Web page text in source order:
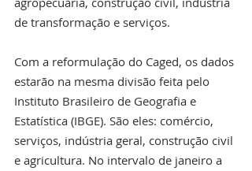
de transformação e serviços.
Com a reformulação do Caged, os dados
estarão na mesma divisão feita pelo
Instituto Brasileiro de Geografia e
Estatística (IBGE). São eles: comércio,
serviços, indústria geral, construção civil
e agricultura. No intervalo de janeiro a